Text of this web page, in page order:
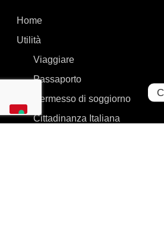
Home
Utilità
Viaggiare
Passaporto
Permesso di soggiorno
Cittadinanza Italiana